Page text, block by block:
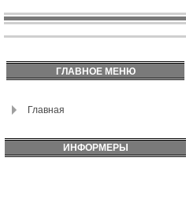
ГЛАВНОЕ МЕНЮ
Главная
ИНФОРМЕРЫ